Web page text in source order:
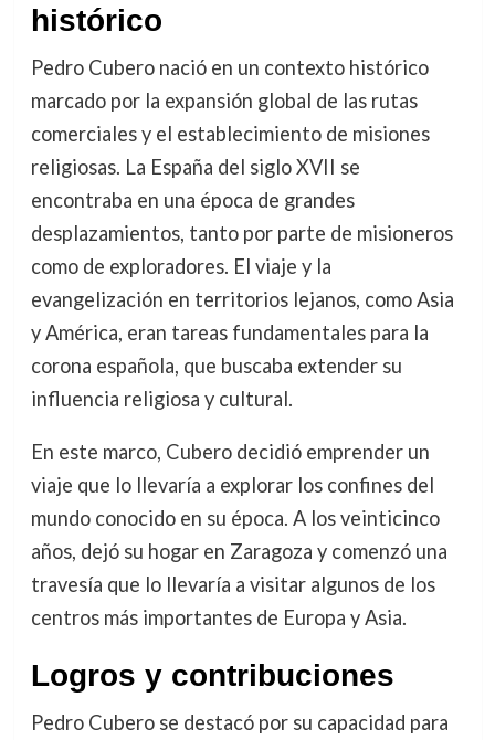
histórico
Pedro Cubero nació en un contexto histórico
marcado por la expansión global de las rutas
comerciales y el establecimiento de misiones
religiosas. La España del siglo XVII se
encontraba en una época de grandes
desplazamientos, tanto por parte de misioneros
como de exploradores. El viaje y la
evangelización en territorios lejanos, como Asia
y América, eran tareas fundamentales para la
corona española, que buscaba extender su
influencia religiosa y cultural.
En este marco, Cubero decidió emprender un
viaje que lo llevaría a explorar los confines del
mundo conocido en su época. A los veinticinco
años, dejó su hogar en Zaragoza y comenzó una
travesía que lo llevaría a visitar algunos de los
centros más importantes de Europa y Asia.
Logros y contribuciones
Pedro Cubero se destacó por su capacidad para